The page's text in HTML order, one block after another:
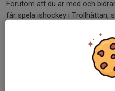
Förutom att du är med och
får spela ishockey i Trollhättan,
Du får ett årskort till klubbens
minst får du en grymt snygg THC
För privatpersoner kostar ett